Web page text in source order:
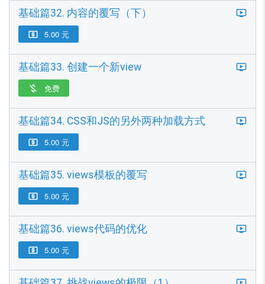
基础篇32. 内容的覆写（下）
 5.00 元
基础篇33. 创建一个新view
 免费
基础篇34. CSS和JS的另外两种加载方式
 5.00 元
基础篇35. views模板的覆写
 5.00 元
基础篇36. views代码的优化
 5.00 元